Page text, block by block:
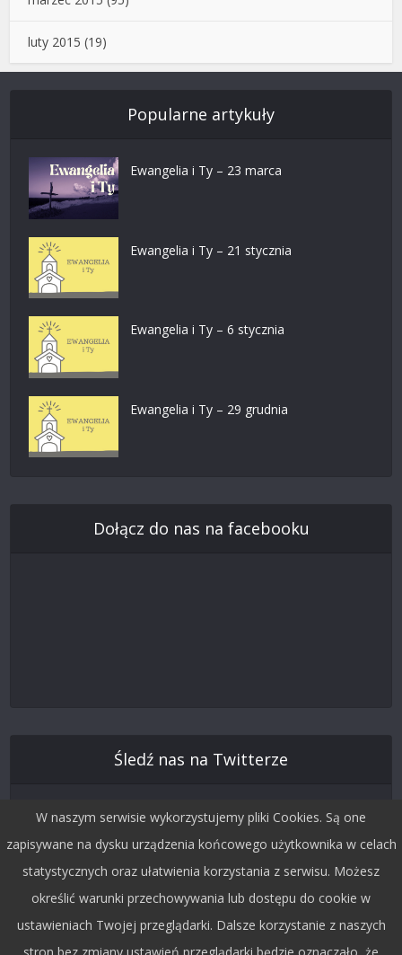
luty 2015 (19)
Popularne artykuły
Ewangelia i Ty – 23 marca
Ewangelia i Ty – 21 stycznia
Ewangelia i Ty – 6 stycznia
Ewangelia i Ty – 29 grudnia
Dołącz do nas na facebooku
Śledź nas na Twitterze
W naszym serwisie wykorzystujemy pliki Cookies. Są one
zapisywane na dysku urządzenia końcowego użytkownika w celach
statystycznych oraz ułatwienia korzystania z serwisu. Możesz
określić warunki przechowywania lub dostępu do cookie w
ustawieniach Twojej przeglądarki. Dalsze korzystanie z naszych